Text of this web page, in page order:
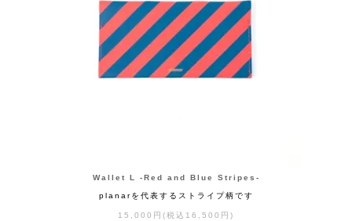
Wallet L -Red and Blue Stripes-
planarを代表するストライプ柄です
15,000円(税込16,500円)